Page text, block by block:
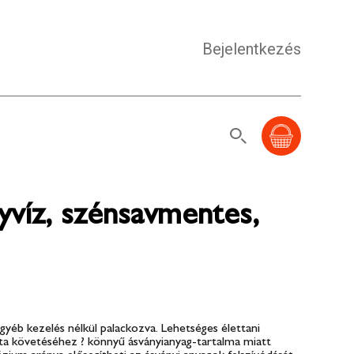
Bejelentkezés
szénsavmentes,
kezelés nélkül palackozva. Lehetséges élettani
követéséhez ? könnyű ásványianyag-tartalma miatt